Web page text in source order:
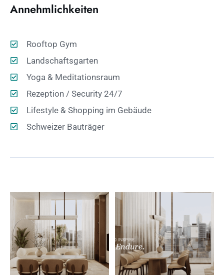
Annehmlichkeiten
Rooftop Gym
Landschaftsgarten
Yoga & Meditationsraum
Rezeption / Security 24/7
Lifestyle & Shopping im Gebäude
Schweizer Bauträger